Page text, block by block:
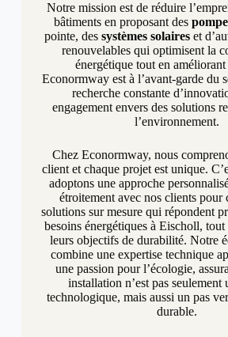
Notre mission est de réduire
bâtiments en proposant des
pointe, des systèmes solaireset
renouvelables qui optimisent la
énergétique tout en
Econormway est à l’avant-garde du
recherche constante
engagement envers des solutions
l’environnement.
Chez Econormway, nous
client et chaque projet est unique.
adoptons une approche
étroitement avec nos clients pour
solutions sur mesure qui répondent
besoins énergétiques à Eischoll, tout
leurs objectifs de durabilité. Notre
combine une expertise technique
une passion pour l’écologie,
installation n’est pas seulement
technologique, mais aussi un pas
durable.